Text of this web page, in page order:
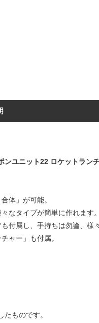
ユニット22 ロケットラン
体」が可能。
なタイプが簡単に作れます。
付属し、手持ちは勿論、様
ャー」も付属。
ものです。